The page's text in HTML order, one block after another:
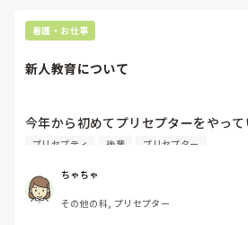
看護・お仕事
新人教育について
今年から初めてプリセプターをやって
になく、これといった新人指導方法も
上の方に聞いてもいまいちハッキリと
うに進めていけば良いのか分からな
プリセプティ 後輩 プリセプター
ちゃちゃ
その他の科, プリセプター